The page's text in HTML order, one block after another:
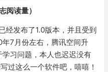
阅读量）
经发布了1.0版本，并且受到
7月份左右，腾讯空间升
习问题，本人也迟迟没有
过这么一个软件吧，嘻嘻！